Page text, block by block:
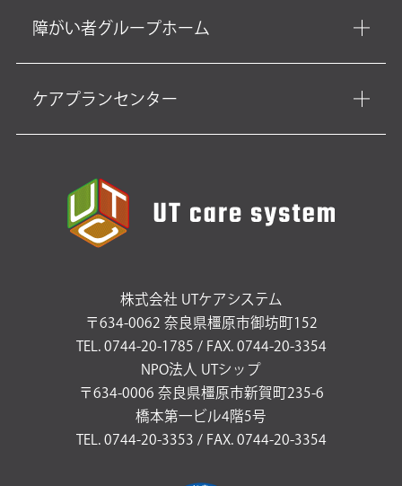
障がい者グループホーム
ケアプランセンター
株式会社 UTケアシステム
〒634-0062 奈良県橿原市御坊町152
TEL. 0744-20-1785 / FAX. 0744-20-3354
NPO法人 UTシップ
〒634-0006 奈良県橿原市新賀町235-6
橋本第一ビル4階5号
TEL. 0744-20-3353 / FAX. 0744-20-3354